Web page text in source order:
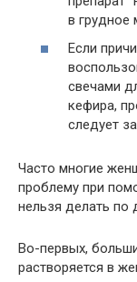
в грудное
Если
свечами
кефира,
следует
Часто многие
проблему при
нельзя делать по
Во-первых,
растворяется в